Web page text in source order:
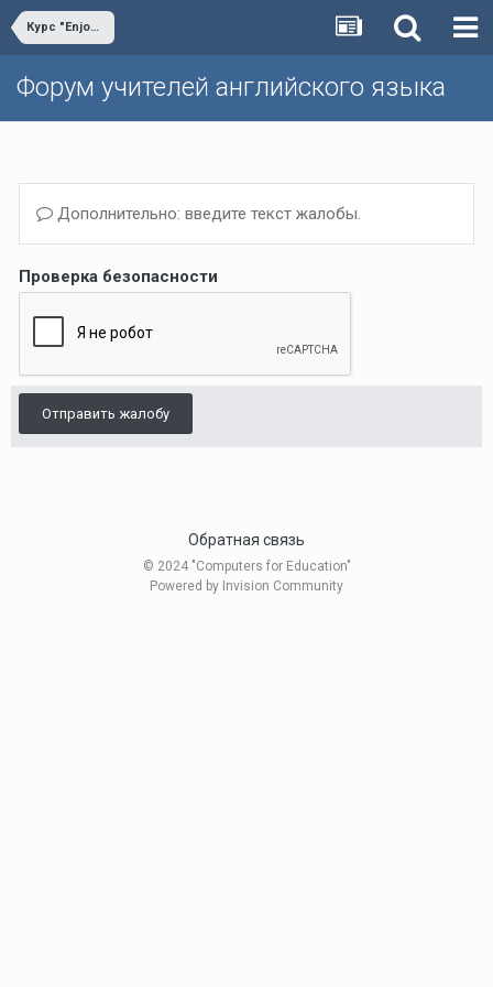
Курс "Enjoy English"
Форум учителей английского языка
Дополнительно: введите текст жалобы.
Проверка безопасности
Отправить жалобу
Обратная связь
© 2024 "Computers for Education"
Powered by Invision Community